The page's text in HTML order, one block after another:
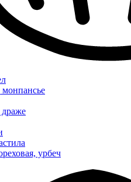
урбеч